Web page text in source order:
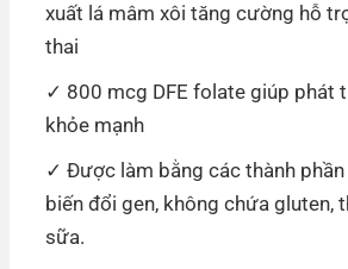
xuất lá mâm xôi tăng cường hỗ
thai
800 mcg DFE folate giúp phát
khỏe mạnh
Được làm bằng các thành
biến đổi gen, không chứa gluten,
sữa.